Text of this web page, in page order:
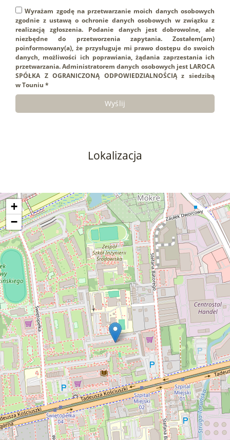
Wyrażam zgodę na przetwarzanie moich danych osobowych
zgodnie z ustawą o ochronie danych osobowych w związku z
realizacją zgłoszenia. Podanie danych jest dobrowolne, ale
niezbędne do przetworzenia zapytania. Zostałem(am)
poinformowany(a), że przysługuje mi prawo dostępu do swoich
danych, możliwości ich poprawiania, żądania zaprzestania ich
przetwarzania. Administratorem danych osobowych jest LAROCA
SPÓŁKA Z OGRANICZONĄ ODPOWIEDZIALNOŚCIĄ z siedzibą
w Touniu *
Lokalizacja
+
−